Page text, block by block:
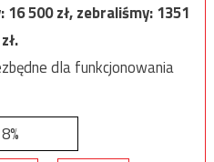
16 500zł, zebraliśmy:1351
zł.
dla funkcjonowania
8%